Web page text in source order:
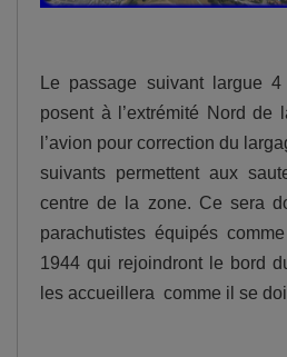
Le passage suivant largue
posent à l’extrémité Nord de
l’avion pour correction du
suivants permettent aux
centre de la zone. Ce sera
parachutistes équipés
1944 qui rejoindront le bord
les accueillera comme il se